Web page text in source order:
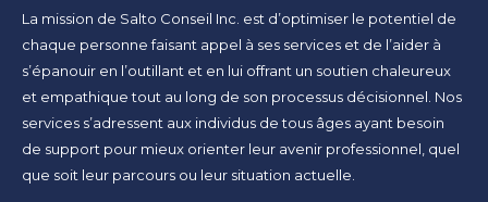
La mission de Salto Conseil Inc. est d’optimiser le potentiel de
chaque personne faisant appel à ses services et de l’aider à
s’épanouir en l’outillant et en lui offrant un soutien chaleureux
et empathique tout au long de son processus décisionnel. Nos
services s’adressent aux individus de tous âges ayant besoin
de support pour mieux orienter leur avenir professionnel, quel
que soit leur parcours ou leur situation actuelle.